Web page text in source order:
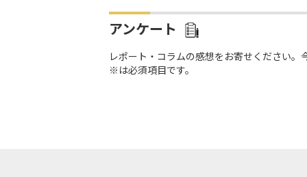
アンケート
レポート・コラムの感想をお寄せください。
※は必須項目です。